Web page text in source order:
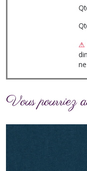
⚠
Vous pourriez